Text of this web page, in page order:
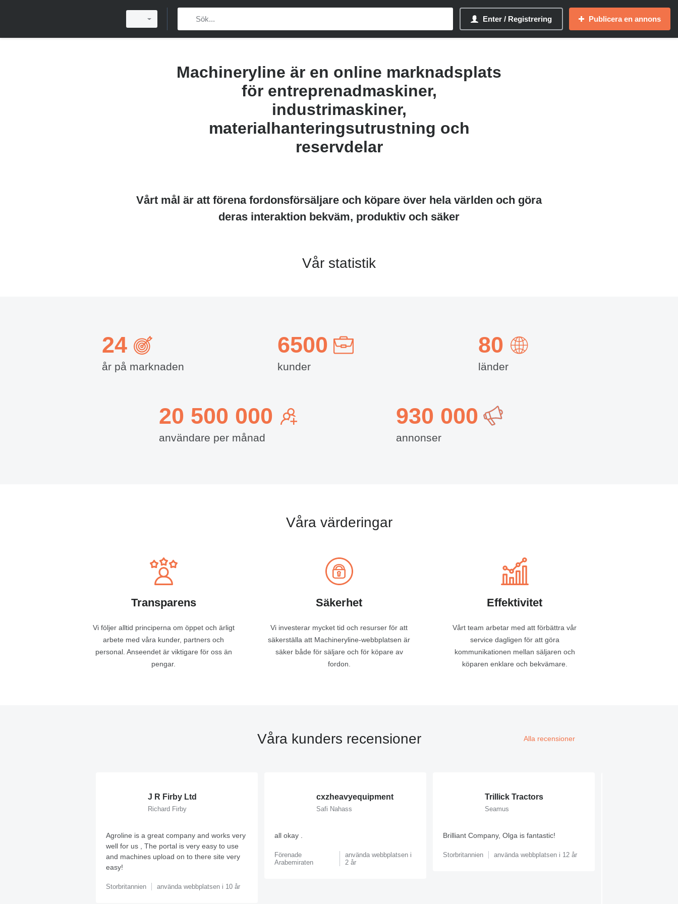
Enter / Registrering Publicera en annons
Machineryline är en online marknadsplats
för entreprenadmaskiner,
industrimaskiner,
materialhanteringsutrustning och
reservdelar
Vårt mål är att förena fordonsförsäljare och köpare över hela världen och göra
deras interaktion bekväm, produktiv och säker
Vår statistik
24
år på marknaden
6500
kunder
80
länder
20 500 000
användare per månad
930 000
annonser
Våra värderingar
Transparens
Vi följer alltid principerna om öppet och ärligt
arbete med våra kunder, partners och
personal. Anseendet är viktigare för oss än
pengar.
Säkerhet
Vi investerar mycket tid och resurser för att
säkerställa att Machineryline-webbplatsen är
säker både för säljare och för köpare av
fordon.
Effektivitet
Vårt team arbetar med att förbättra vår
service dagligen för att göra
kommunikationen mellan säljaren och
köparen enklare och bekvämare.
Våra kunders recensioner Alla recensioner
J R Firby Ltd
Richard Firby
Agroline is a great company and works very
well for us , The portal is very easy to use
and machines upload on to there site very
easy!
Storbritannien använda webbplatsen i 10 år
cxzheavyequipment
Safi Nahass
all okay .
Förenade
Arabemiraten
använda webbplatsen i
2 år
Trillick Tractors
Seamus
Brilliant Company, Olga is fantastic!
Storbritannien använda webbplatsen i 12 år